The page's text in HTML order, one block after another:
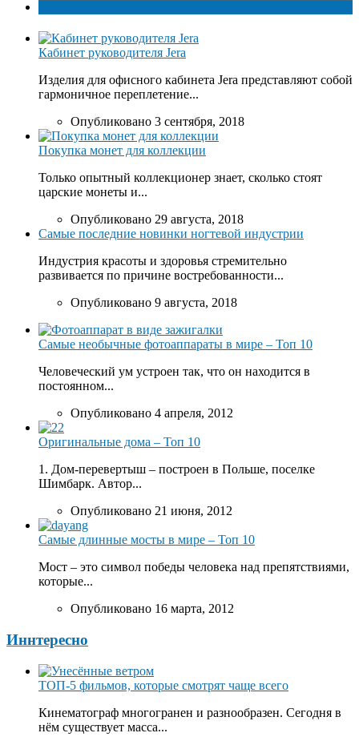
Кабинет руководителя Jera
Изделия для офисного кабинета Jera представляют собой
гармоничное переплетение...
Опубликовано 3 сентября, 2018
Покупка монет для коллекции
Только опытный коллекционер знает, сколько стоят
царские монеты и...
Опубликовано 29 августа, 2018
Самые последние новинки ногтевой индустрии
Индустрия красоты и здоровья стремительно
развивается по причине востребованности...
Опубликовано 9 августа, 2018
Самые необычные фотоаппараты в мире – Топ 10
Человеческий ум устроен так, что он находится в
постоянном...
Опубликовано 4 апреля, 2012
Оригинальные дома – Топ 10
1. Дом-перевертыш – построен в Польше, поселке
Шимбарк. Автор...
Опубликовано 21 июня, 2012
Самые длинные мосты в мире – Топ 10
Мост – это символ победы человека над препятствиями,
которые...
Опубликовано 16 марта, 2012
Иннтересно
ТОП-5 фильмов, которые смотрят чаще всего
Кинематограф многогранен и разнообразен. Сегодня в
нём существует масса...